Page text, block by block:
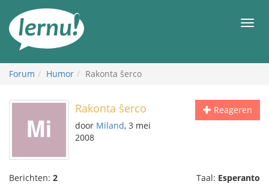
inhoud
Forum Humor Rakonta ŝerco
Reageren
Rakonta ŝerco
door Miland, 3 mei
2008
Berichten: 2 Taal: Esperanto